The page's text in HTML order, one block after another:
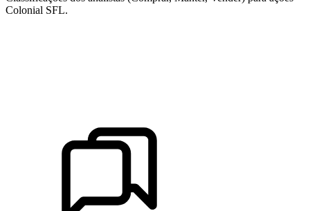
Colonial SFL.